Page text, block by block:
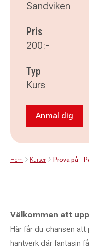
Sandviken
Pris
200:-
Typ
Kurs
Anmäl
Anmäl dig
Hem Kurser Prova på -
Välkommen att
Här får du chansen
hantverk där fantasin